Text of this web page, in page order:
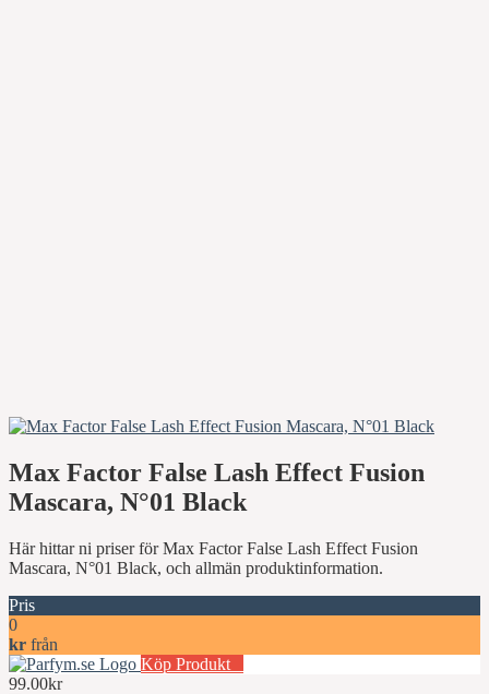
Max Factor False Lash Effect Fusion
Mascara, N°01 Black
Här hittar ni priser för Max Factor False Lash Effect Fusion
Mascara, N°01 Black, och allmän produktinformation.
Pris
0
kr från
Köp Produkt
99.00kr